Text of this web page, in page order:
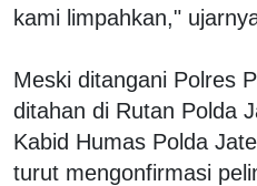
kami limpahkan,"
Meski ditangani Polres
ditahan di Rutan Polda
Kabid Humas Polda
turut mengonfirmasi